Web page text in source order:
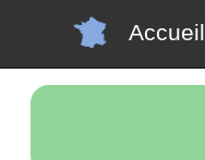
Accueil